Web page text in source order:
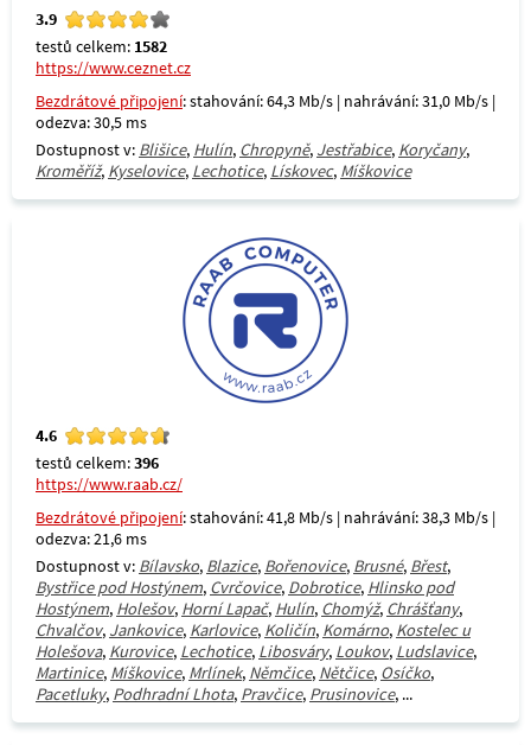
3.9
testů celkem: 1582
https://www.ceznet.cz
Bezdrátové připojení: stahování: 64,3 Mb/s | nahrávání: 31,0 Mb/s |
odezva: 30,5 ms
Dostupnost v: Blišice, Hulín, Chropyně, Jestřabice, Koryčany,
Kroměříž, Kyselovice, Lechotice, Lískovec, Míškovice
4.6
testů celkem:396
https://www.raab.cz/
Bezdrátové připojení: stahování: 41,8 Mb/s | nahrávání: 38,3 Mb/s |
odezva: 21,6 ms
Dostupnost v: Bílavsko, Blazice, Bořenovice, Brusné, Břest,
Bystřice pod Hostýnem, Cvrčovice, Dobrotice, Hlinsko pod
Hostýnem, Holešov, Horní Lapač, Hulín, Chomýž, Chrášťany,
Chvalčov, Jankovice, Karlovice, Količín, Komárno, Kostelec u
Holešova, Kurovice, Lechotice, Libosváry, Loukov, Ludslavice,
Martinice, Míškovice, Mrlínek, Němčice, Nětčice, Osíčko,
Pacetluky, Podhradní Lhota, Pravčice, Prusinovice, ...